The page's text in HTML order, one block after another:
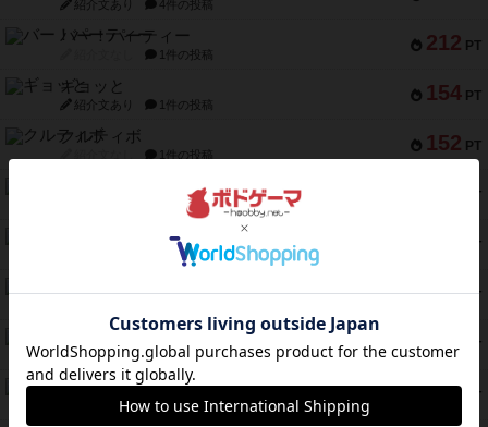
紹介文あり 4件の投稿
212 PT
バー！パーティー
1件の投稿
154 PT
ギョッと
紹介文あり 1件の投稿
152 PT
クルティボ
1件の投稿
PT
1件の投稿
PT
ドブル：ポケットモンスター
4件の投稿
118 PT
94 PT
ファースト・イン・フライト
紹介文あり 3件の投稿
88 PT
ダイススローン
紹介文なし 1件の投稿